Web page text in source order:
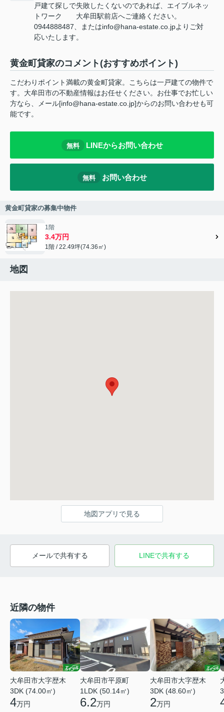
戸建て探しで失敗したくないのであれば、エイブルネッ
トワーク 大牟田駅前店へご連絡ください。
0944888487、またはinfo@hana-estate.co.jpよりご対
応いたします。
黄金町貸家のコメント(おすすめポイント)
こだわりポイント満載の黄金町貸家。こちらは一戸建ての物件で
す。大牟田市の不動産情報はお任せください。お仕事でお忙しい
方なら、メール[info@hana-estate.co.jp]からのお問い合わせも可
能です。
無料 LINEからお問い合わせ
無料 お問い合わせ
黄金町貸家の募集中物件
1階
3.4万円
1階 / 22.49坪(74.36㎡)
地図
地図アプリで見る
メールで共有する LINEで共有する
近隣の物件
大牟田市大字歴木
3DK (74.00㎡)
4万円
大牟田市平原町
1LDK (50.14㎡)
6.2万円
大牟田市大字歴木
3DK (48.60㎡)
2万円